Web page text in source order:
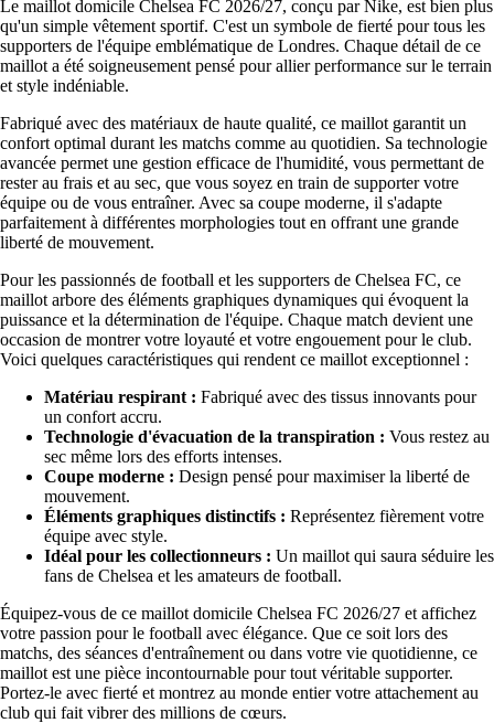
Le maillot domicile Chelsea FC 2026/27, conçu par Nike, est bien plus
qu'un simple vêtement sportif. C'est un symbole de fierté pour tous les
supporters de l'équipe emblématique de Londres. Chaque détail de ce
maillot a été soigneusement pensé pour allier performance sur le terrain
et style indéniable.
Fabriqué avec des matériaux de haute qualité, ce maillot garantit un
confort optimal durant les matchs comme au quotidien. Sa technologie
avancée permet une gestion efficace de l'humidité, vous permettant de
rester au frais et au sec, que vous soyez en train de supporter votre
équipe ou de vous entraîner. Avec sa coupe moderne, il s'adapte
parfaitement à différentes morphologies tout en offrant une grande
liberté de mouvement.
Pour les passionnés de football et les supporters de Chelsea FC, ce
maillot arbore des éléments graphiques dynamiques qui évoquent la
puissance et la détermination de l'équipe. Chaque match devient une
occasion de montrer votre loyauté et votre engouement pour le club.
Voici quelques caractéristiques qui rendent ce maillot exceptionnel :
Matériau respirant : Fabriqué avec des tissus innovants pour
un confort accru.
Technologie d'évacuation de la transpiration : Vous restez au
sec même lors des efforts intenses.
Coupe moderne : Design pensé pour maximiser la liberté de
mouvement.
Éléments graphiques distinctifs : Représentez fièrement votre
équipe avec style.
Idéal pour les collectionneurs : Un maillot qui saura séduire les
fans de Chelsea et les amateurs de football.
Équipez-vous de ce maillot domicile Chelsea FC 2026/27 et affichez
votre passion pour le football avec élégance. Que ce soit lors des
matchs, des séances d'entraînement ou dans votre vie quotidienne, ce
maillot est une pièce incontournable pour tout véritable supporter.
Portez-le avec fierté et montrez au monde entier votre attachement au
club qui fait vibrer des millions de cœurs.